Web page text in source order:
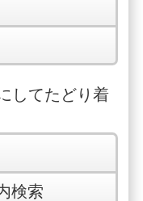
してたどり着
検索